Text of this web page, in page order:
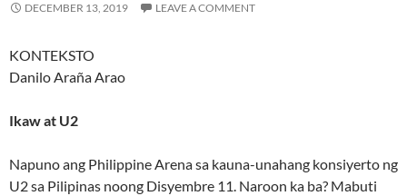
DECEMBER 13, 2019 LEAVE A COMMENT
KONTEKSTO
Danilo Araña Arao
Ikaw at U2
Napuno ang Philippine Arena sa kauna-unahang konsiyerto ng
U2 sa Pilipinas noong Disyembre 11. Naroon ka ba? Mabuti